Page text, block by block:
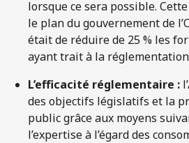
lorsque ce sera possible.
le plan du gouvernement de
était de réduire de 25 % les
ayant trait à la réglementation,
L’efficacité réglementaire :
des objectifs législatifs et la
public grâce aux moyens
l’expertise à l’égard des